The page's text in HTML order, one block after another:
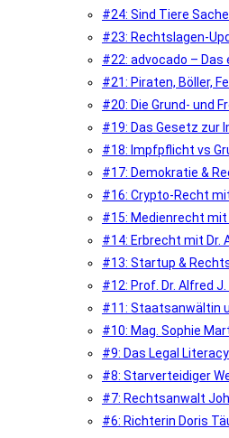
#24: Sind Tiere
#23: Rechtslagen-
#22: advocado –
#21: Piraten, Böller,
#20: Die Grund- und
#19: Das Gesetz zur
#18: Impfpflicht vs
#17: Demokratie &
#16: Crypto-Recht
#15: Medienrecht mit
#14: Erbrecht mit Dr.
#13: Startup &
#12: Prof. Dr. Alfred J.
#11: Staatsanwältin
#10: Mag. Sophie
#9: Das Legal
#8: Starverteidiger
#7: Rechtsanwalt
#6: Richterin Doris